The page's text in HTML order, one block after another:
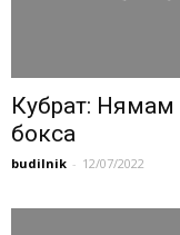
Кубрат:
бокса
budilnik - 12/07/2022